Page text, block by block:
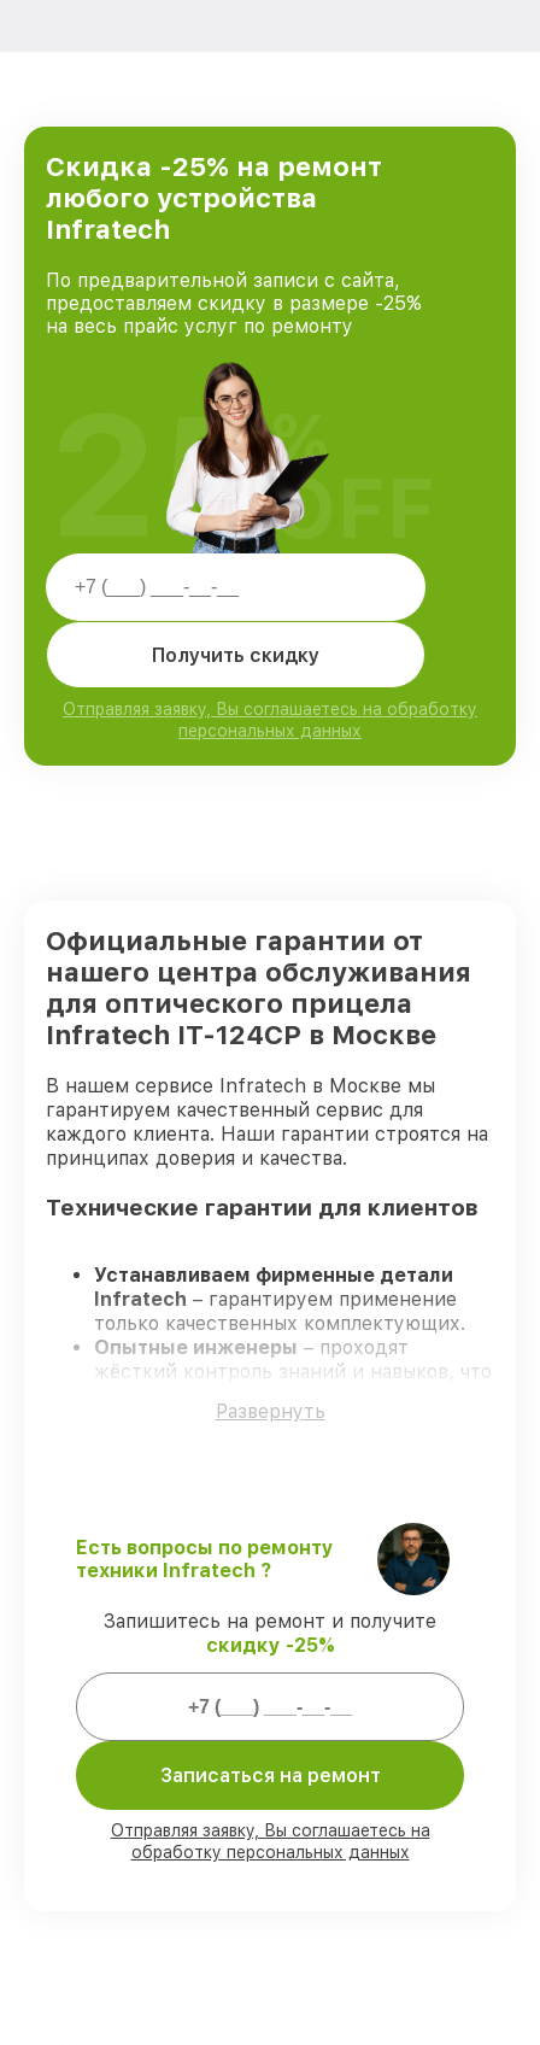
Скидка -25% на ремонт
любого устройства
Infratech
По предварительной записи с сайта,
предоставляем скидку в размере -25%
на весь прайс услуг по ремонту
Получить скидку
Отправляя заявку, Вы соглашаетесь на обработку
персональных данных
25%
OFF
Официальные гарантии от
нашего центра обслуживания
для оптического прицела
Infratech IT-124CP в Москве
В нашем сервисе Infratech в Москве мы
гарантируем качественный сервис для
каждого клиента. Наши гарантии строятся на
принципах доверия и качества.
Технические гарантии для клиентов
Устанавливаем фирменные детали
Infratech – гарантируем применение
только качественных комплектующих.
Опытные инженеры – проходят
жёсткий контроль знаний и навыков, что
устройства после ремонта.
виды ремонта защищены сервисной
гарантией.
Мы гарантируем:
заказов закрываем в вашем
90%
комплектующих Infratech имеются
на складе в Москве, остальные
Оригинальные комплектующие
Infratech и качественные аналоги
Развернуть
Есть вопросы по ремонту
техники Infratech ?
Запишитесь на ремонт и получите
скидку -25%
Записаться на ремонт
Отправляя заявку, Вы соглашаетесь на
обработку персональных данных